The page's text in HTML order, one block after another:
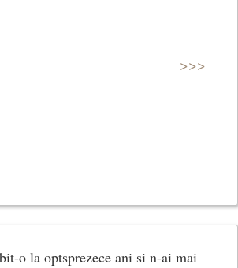
>>>
o la optsprezece ani si n-ai mai